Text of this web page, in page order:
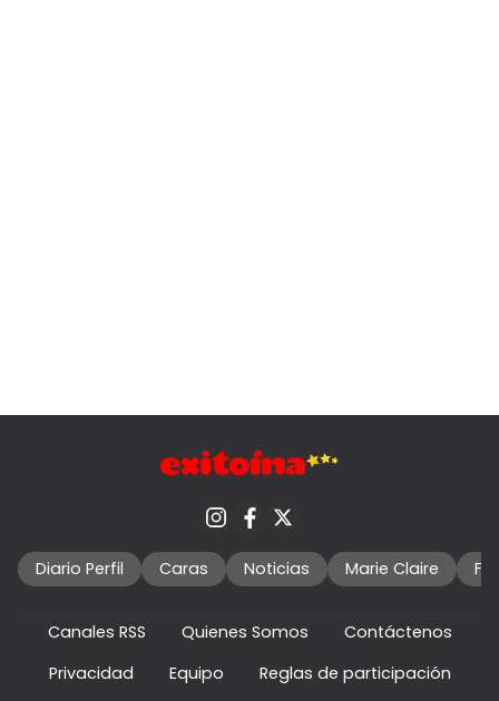
Diario Perfil Caras Noticias Marie Claire
Canales RSS Quienes Somos
Contáctenos
Privacidad
Equipo Reglas de participación